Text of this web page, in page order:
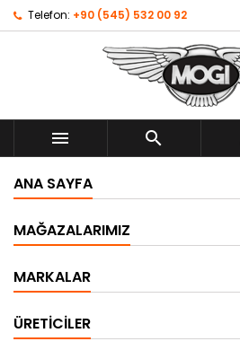
Telefon: +90 (545) 532 00 92
 
ANA SAYFA
MAĞAZALARIMIZ
MARKALAR
ÜRETICILER